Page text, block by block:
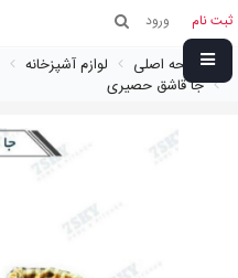
ثبت نام ورود
صفحه اصلی لوازم آشپزخانه
جا قاشق حصیری